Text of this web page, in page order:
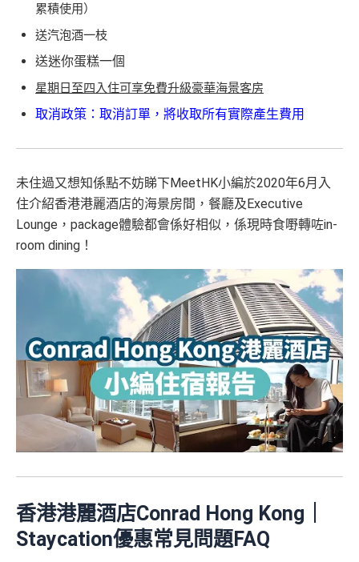
累積使用）
送汽泡酒一枝
送迷你蛋糕一個
星期日至四入住可享免費升級豪華海景客房
取消政策：取消訂單，將收取所有實際產生費用
未住過又想知係點不妨睇下MeetHK小編於2020年6月入
住介紹香港港麗酒店的海景房間，餐廳及Executive
Lounge，package體驗都會係好相似，係現時食嘢轉咗in-
room dining！
香港港麗酒店Conrad Hong Kong｜
Staycation優惠常見問題FAQ